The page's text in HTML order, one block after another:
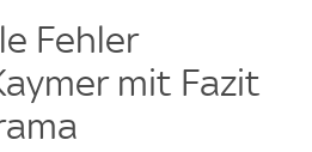
Fehler
mit Fazit